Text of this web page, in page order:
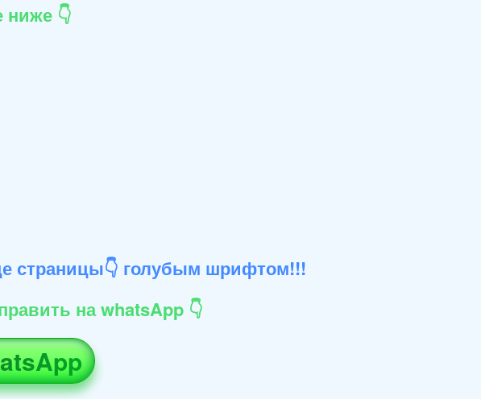
ниже 👇
страницы👇 голубым шрифтом!!!
на whatsApp 👇